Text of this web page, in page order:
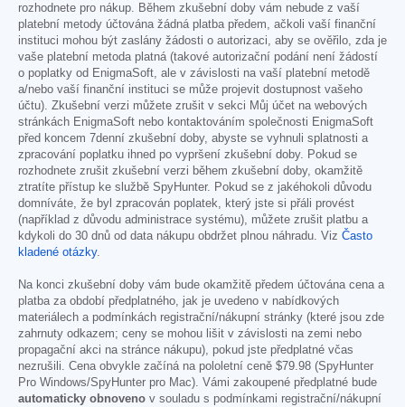
rozhodnete pro nákup. Během zkušební doby vám nebude z vaší
platební metody účtována žádná platba předem, ačkoli vaší finanční
instituci mohou být zaslány žádosti o autorizaci, aby se ověřilo, zda je
vaše platební metoda platná (takové autorizační podání není žádostí
o poplatky od EnigmaSoft, ale v závislosti na vaší platební metodě
a/nebo vaší finanční instituci se může projevit dostupnost vašeho
účtu). Zkušební verzi můžete zrušit v sekci Můj účet na webových
stránkách EnigmaSoft nebo kontaktováním společnosti EnigmaSoft
před koncem 7denní zkušební doby, abyste se vyhnuli splatnosti a
zpracování poplatku ihned po vypršení zkušební doby. Pokud se
rozhodnete zrušit zkušební verzi během zkušební doby, okamžitě
ztratíte přístup ke službě SpyHunter. Pokud se z jakéhokoli důvodu
domníváte, že byl zpracován poplatek, který jste si přáli provést
(například z důvodu administrace systému), můžete zrušit platbu a
kdykoli do 30 dnů od data nákupu obdržet plnou náhradu. Viz Často
kladené otázky.
Na konci zkušební doby vám bude okamžitě předem účtována cena a
platba za období předplatného, jak je uvedeno v nabídkových
materiálech a podmínkách registrační/nákupní stránky (které jsou zde
zahrnuty odkazem; ceny se mohou lišit v závislosti na zemi nebo
propagační akci na stránce nákupu), pokud jste předplatné včas
nezrušili. Cena obvykle začíná na pololetní ceně $79.98 (SpyHunter
Pro Windows/SpyHunter pro Mac). Vámi zakoupené předplatné bude
automaticky obnoveno v souladu s podmínkami registrační/nákupní